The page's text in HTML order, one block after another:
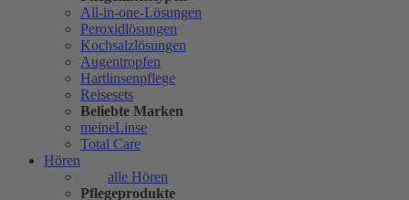
All-in-one-Lösungen
Peroxidlösungen
Kochsalzlösungen
Augentropfen
Hartlinsenpflege
Reisesets
Beliebte Marken
meineLinse
Total Care
Hören
alle Hören
Pflegeprodukte